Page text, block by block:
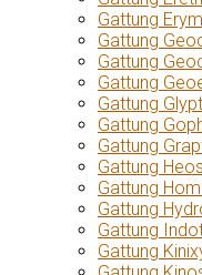
Gattung
Gattung
Gattung
Gattung
Gattung
Gattung
Gattung
Gattung
Gattung
Gattung
Gattung
Gattung